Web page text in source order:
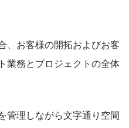
、お客様の開拓およびお客
業務とプロジェクトの全体
管理しながら文字通り空間